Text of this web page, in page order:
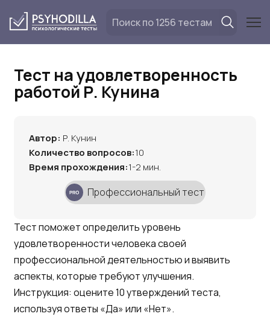
Тест на удовлетворенность
работой Р. Кунина
Автор: Р. Кунин
Количество вопросов:10
Время прохождения:1-2 мин.
Профессиональный тест
Тест поможет определить уровень
удовлетворенности человека своей
профессиональной деятельностью и выявить
аспекты, которые требуют улучшения.
Инструкция: оцените 10 утверждений теста,
используя ответы «Да» или «Нет».